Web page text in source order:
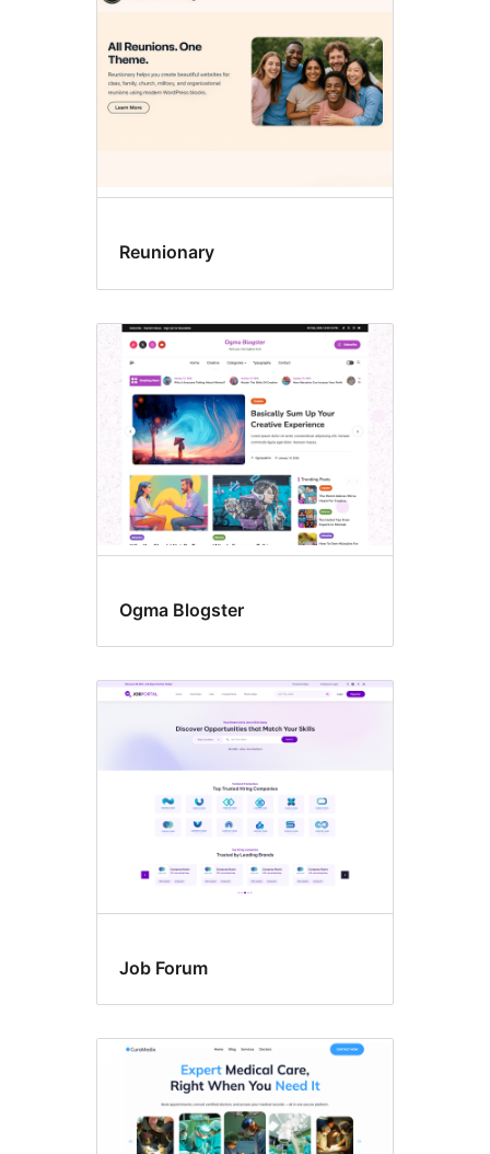
Reunionary
Ogma Blogster
Job Forum